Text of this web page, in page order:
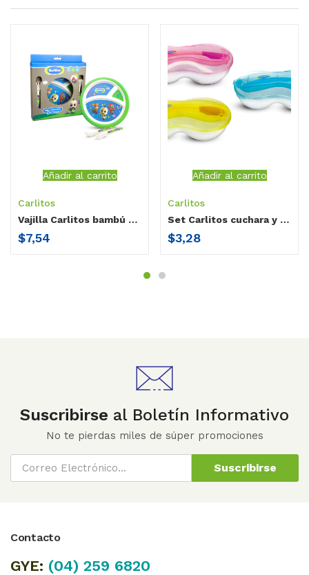
Añadir al carrito
Carlitos
Vajilla Carlitos bambú / 3 piezas Carlitos
$7,54
Añadir al carrito
Carlitos
Set Carlitos cuchara y plato
$3,28
Suscribirse al Boletín Informativo
No te pierdas miles de súper promociones
Suscribirse
Contacto
GYE: (04) 259 6820